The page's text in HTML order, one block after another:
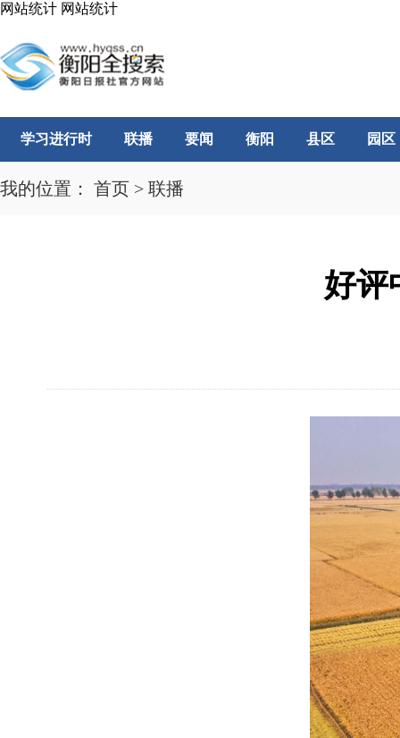
网站统计 网站统计
学习进行时 联播 要闻 衡阳 县区 园区
我的位置： 首页 > 联播
好评